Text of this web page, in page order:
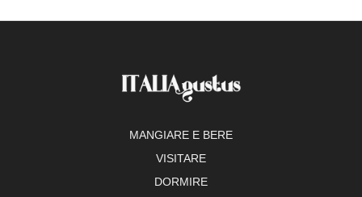
MANGIARE E BERE
VISITARE
DORMIRE